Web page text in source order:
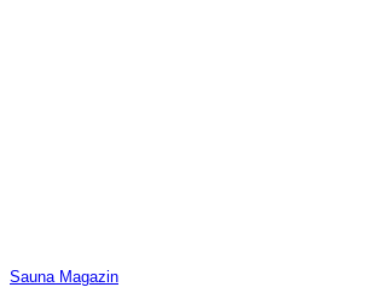
Sauna Magazin